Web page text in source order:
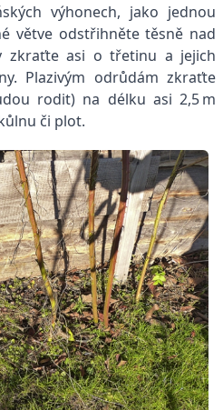
výhonech, jako jednou
větve odstřihněte těsně nad
zkraťte asi o třetinu a jejich
Plazivým odrůdám zkraťte
rodit) na délku asi 2,5 m
či plot.